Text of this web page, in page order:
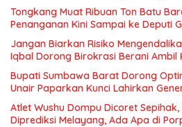
Tongkang Muat Ribuan Ton Batu
Penanganan Kini Sampai ke Deputi
Jangan Biarkan Risiko
Iqbal Dorong Birokrasi Berani Ambil
Bupati Sumbawa Barat Dorong
Unair Paparkan Kunci Lahirkan
Atlet Wushu Dompu Dicoret
Diprediksi Melayang, Ada Apa di